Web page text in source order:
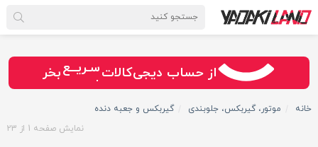
از حساب دیجی‌کالاتسـریــع
امـــــن
قـسـطی
بخر
خانه موتور، گیربکس، جلوبندی
گیربکس و جعبه دنده
نمایش صفحه 1 از 23